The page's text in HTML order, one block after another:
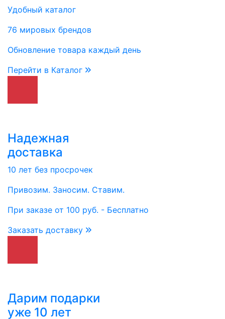
Удобный каталог
76 мировых брендов
Обновление товара каждый день
Перейти в Каталог
Надежная
доставка
10 лет без просрочек
Привозим. Заносим. Ставим.
При заказе от 100 руб. - Бесплатно
Заказать доставку
Дарим подарки
уже 10 лет